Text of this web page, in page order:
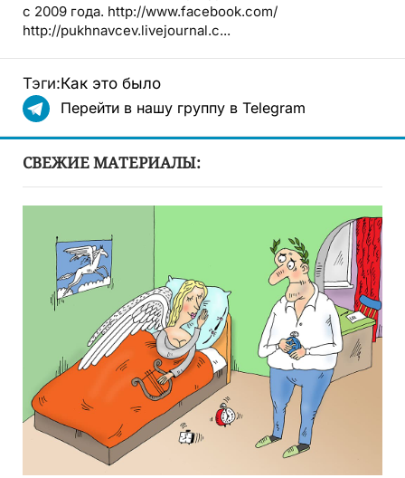
с 2009 года. http://www.facebook.com/
http://pukhnavcev.livejournal.c...
Тэги:Как это было
Перейти в нашу группу в Telegram
СВЕЖИЕ МАТЕРИАЛЫ: